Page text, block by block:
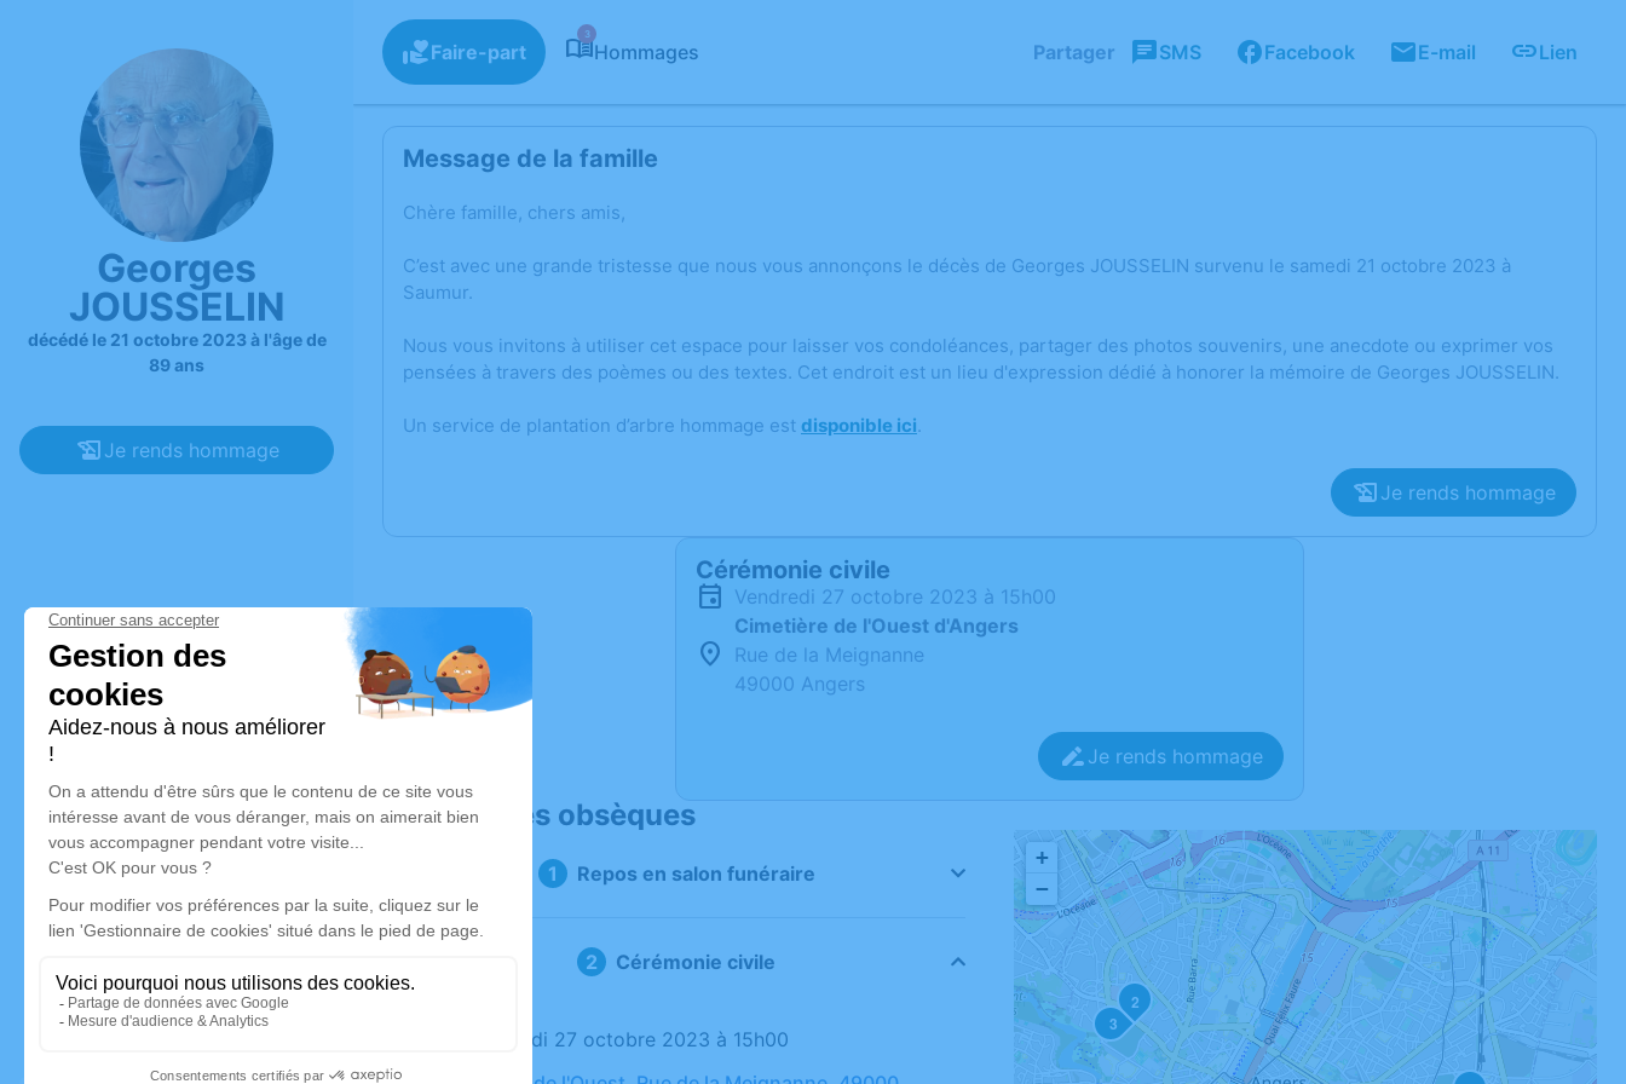
Georges
JOUSSELIN
décédé le 21 octobre 2023 à l'âge de
89 ans
Je rends hommage
Faire-part
3
Hommages Partager SMS Facebook E-mail Lien
Message de la famille
Chère famille, chers amis,
C’est avec une grande tristesse que nous vous annonçons le décès de Georges JOUSSELIN survenu le samedi 21 octobre 2023 à
Saumur.
Nous vous invitons à utiliser cet espace pour laisser vos condoléances, partager des photos souvenirs, une anecdote ou exprimer vos
pensées à travers des poèmes ou des textes. Cet endroit est un lieu d'expression dédié à honorer la mémoire de Georges JOUSSELIN.
Un service de plantation d’arbre hommage est disponible ici.
Je rends hommage
Cérémonie civile
vendredi 27 octobre 2023 à 15h00
Cimetière de l'Ouest d'Angers
Rue de la Meignanne
49000 Angers
Je rends hommage
Déroulé des obsèques
Repos en salon funéraire
Cérémonie civile
Le vendredi 27 octobre 2023 à 15h00
2
3
+
−